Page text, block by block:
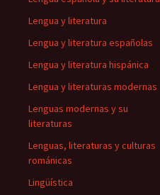
Lengua y literatura
Lengua y literatura españolas
Lengua y literatura hispánica
Lengua y literaturas modernas
Lenguas modernas y su
literaturas
Lenguas, literaturas y culturas
románicas
Lingüística